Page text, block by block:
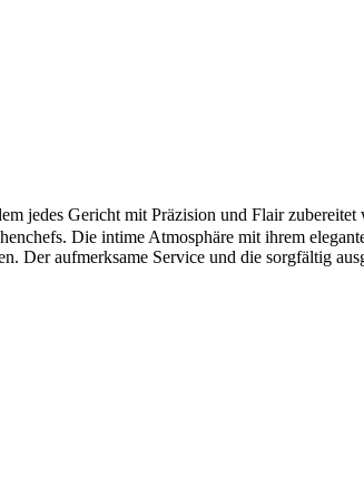
jedes Gericht mit Präzision und Flair
Die intime Atmosphäre mit ihrem
Der aufmerksame Service und die sorgfältig